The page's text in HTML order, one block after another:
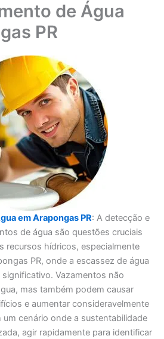
de Água
PR
em Arapongas PR: A detecção e
de água são questões cruciais
recursos hídricos, especialmente
PR, onde a escassez de água
Vazamentos não
mas também podem causar
e aumentar consideravelmente
um cenário onde a sustentabilidade
agir rapidamente para identificar